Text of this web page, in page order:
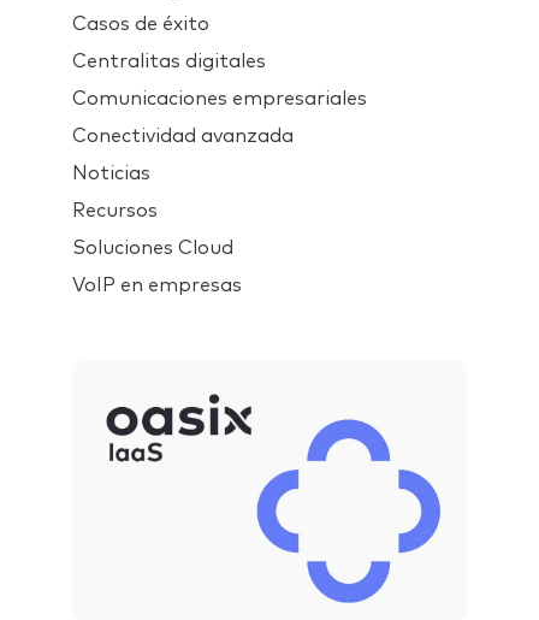
Casos de éxito
Centralitas digitales
Comunicaciones empresariales
Conectividad avanzada
Noticias
Recursos
Soluciones Cloud
VoIP en empresas